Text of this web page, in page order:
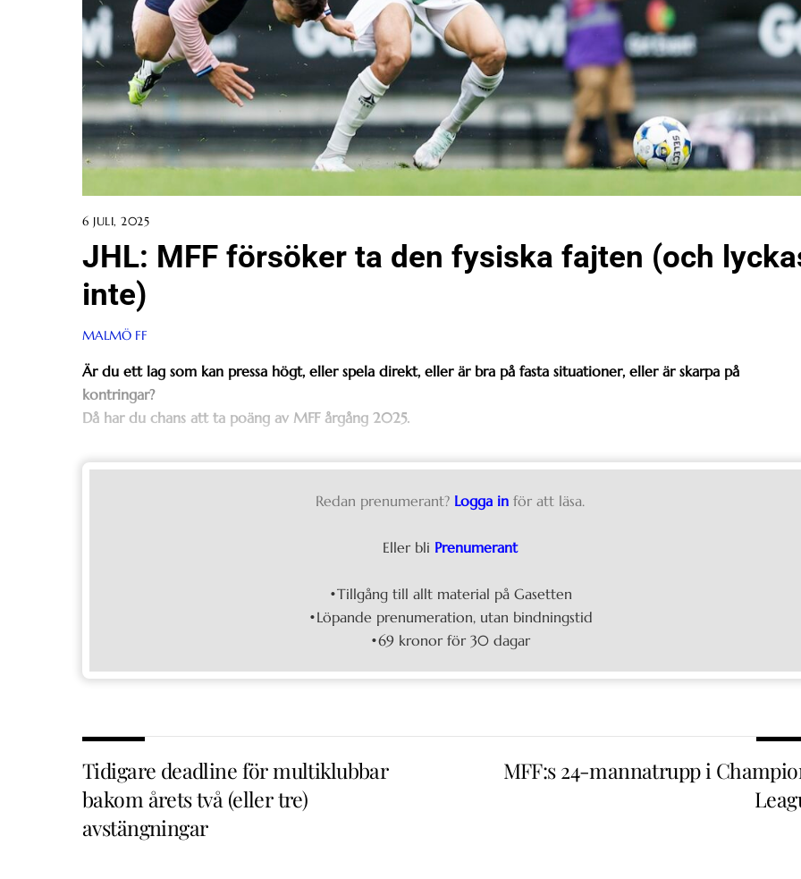
6 JULI, 2025
JHL: MFF försöker ta den fysiska fajten (och
inte)
MALMÖ FF
Är du ett lag som kan pressa högt, eller spela direkt, eller är bra på fasta situationer, eller är skarpa på
kontringar?
Då har du chans att ta poäng av MFF årgång 2025.
Redan prenumerant? Logga in för att läsa.
Eller bli Prenumerant
•Tillgång till allt material på Gasetten
•Löpande prenumeration, utan bindningstid
•69 kronor för 30 dagar
Tidigare deadline för multiklubbar
bakom årets två (eller tre)
avstängningar
MFF:s 24-mannatrupp i